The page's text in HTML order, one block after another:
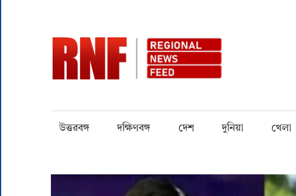
content
Quantity
উত্তরবঙ্গ দক্ষিণবঙ্গ দেশ দুনিয়া খেলা